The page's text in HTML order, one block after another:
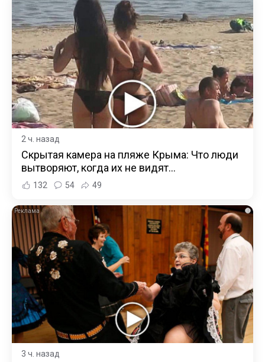
2 ч. назад
Скрытая камера на пляже Крыма: Что люди
вытворяют, когда их не видят...
132 54 49
i
3 ч. назад